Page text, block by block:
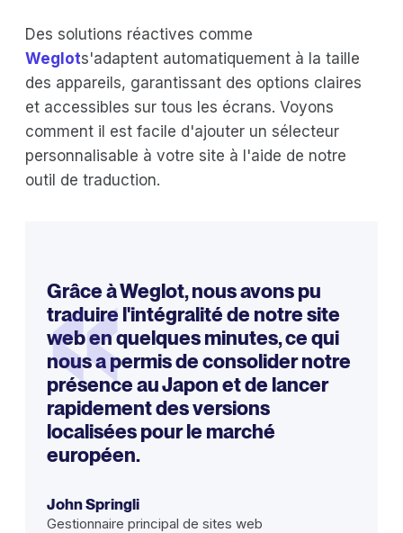
Des solutions réactives comme
Weglots'adaptent automatiquement à la taille
des appareils, garantissant des options claires
et accessibles sur tous les écrans. Voyons
comment il est facile d'ajouter un sélecteur
personnalisable à votre site à l'aide de notre
outil de traduction.
Grâce à Weglot, nous avons pu
traduire l'intégralité de notre site
web en quelques minutes, ce qui
nous a permis de consolider notre
présence au Japon et de lancer
rapidement des versions
localisées pour le marché
européen.
John Springli
Gestionnaire principal de sites web
«